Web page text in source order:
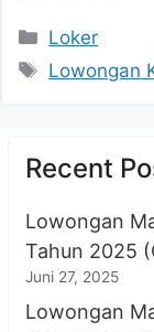
Kategori
Loker
Tag
Lowongan
Recent
Lowongan
Tahun 2025
Juni 27, 2025
Lowongan